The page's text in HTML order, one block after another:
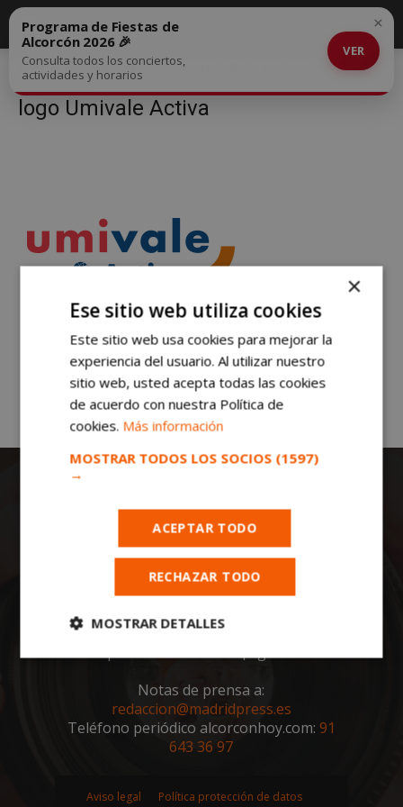
Inicio Fisioterapeuta con contrato indefinido en Alcorcón
logo
Umivale Activa
logo Umivale Activa
Programa de Fiestas de
Alcorcón 2026 🎉
Consulta todos los conciertos,
actividades y horarios
VER
×
Todas las noticias de Alcorcón en
alcorconhoy.com. Mantente informado de
toda la actualidad, noticias, eventos, ocio y
Notas de prensa a:
redaccion@madridpress.es
Teléfono periódico alcorconhoy.com: 91
643 36 97
Aviso legal Política protección de datos
×
Ese sitio web utiliza cookies
Este sitio web usa cookies para mejorar la
experiencia del usuario. Al utilizar nuestro
sitio web, usted acepta todas las cookies
de acuerdo con nuestra Política de
cookies. Más información
MOSTRAR TODOS LOS SOCIOS (1597)
→
ACEPTAR TODO
RECHAZAR TODO
MOSTRAR DETALLES
Cookies
necesarias
Cookies de